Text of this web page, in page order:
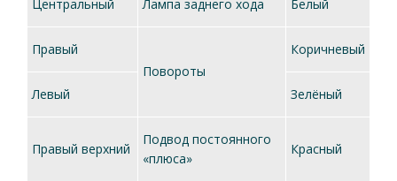
Центральный Лампа заднего хода Белый
Правый
Повороты
Коричневый
Левый Зелёный
Правый верхний
Подвод постоянного
«плюса»
Красный